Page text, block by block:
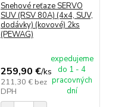
Snehové reťaze SERVO
SUV (RSV 80A) (4x4, SUV,
dodávky) (kovové) 2ks
(PEWAG)
259,90 €/ks
211,30 € bez
DPH
expedujeme
do 1 - 4
pracovných
dní